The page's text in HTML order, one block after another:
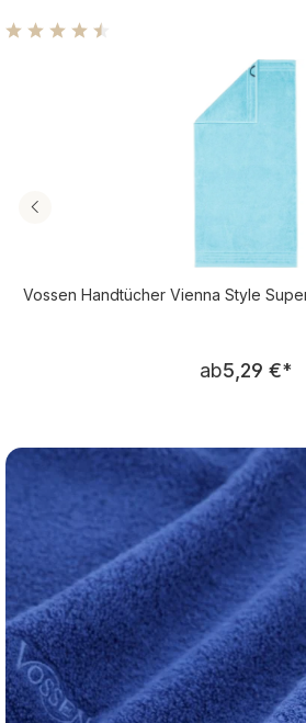
Durchschnittliche Bewertung von
Vossen Handtücher Vienna Style
ab5,29 €*